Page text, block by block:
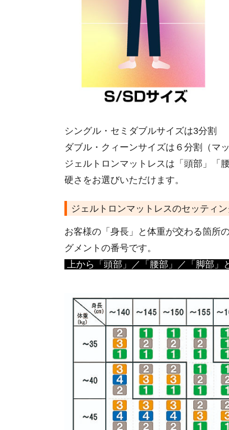
シングル・セミダブルサイズは3分割
ダブル・クィーンサイズは６分割（マ
ジェルトロンマットレスは「頭部」「
硬さをお選びいただけます。
ジェルトロンマットレスのセッティ
お客様の「身長」と体重が交わる箇所
グメントの番号です。
上から「頭部」／「腰部」／「脚部」